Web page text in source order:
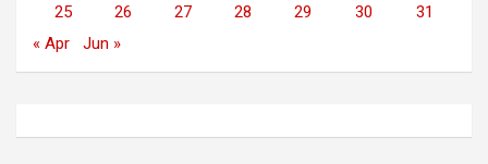
25
26 27 28 29 30
31
« Apr
Jun »